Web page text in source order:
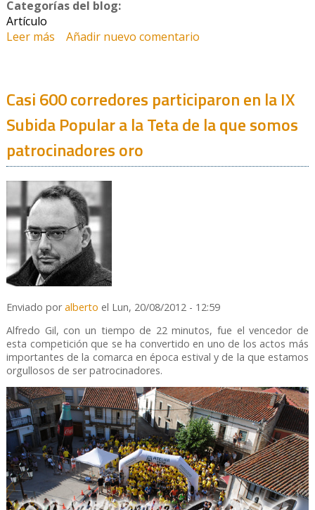
Categorías del blog:
Artículo
Leer más sobre Lógica Web
Añadir nuevo comentario
Casi 600 corredores participaron en la IX
Subida Popular a la Teta de la que somos
patrocinadores oro
Enviado poralberto el Lun, 20/08/2012 - 12:59
Alfredo Gil, con un tiempo de 22 minutos, fue el vencedor de
esta competición que se ha convertido en uno de los actos más
importantes de la comarca en época estival y de la que estamos
orgullosos de ser patrocinadores.